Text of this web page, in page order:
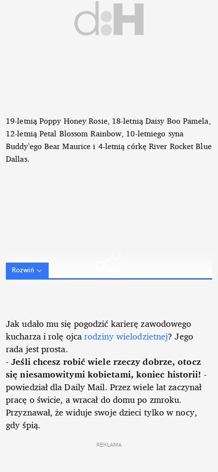
19-letnią Poppy Honey Rosie, 18-letnią Daisy Boo Pamela,
12-letnią Petal Blossom Rainbow, 10-letniego syna
Buddy'ego Bear Maurice i 4-letnią córkę River Rocket Blue
Dallas.
Rozwiń
Jak udało mu się pogodzić karierę zawodowego
kucharza i rolę ojcarodziny wielodzietnej? Jego
rada jest prosta.
-Jeśli chcesz robić wiele rzeczy dobrze, otocz
się niesamowitymi kobietami, koniec historii! -
powiedział dla Daily Mail. Przez wiele lat zaczynał
pracę o świcie, a wracał do domu po zmroku.
Przyznawał, że widuje swoje dzieci tylko w nocy,
gdy śpią.
REKLAMA